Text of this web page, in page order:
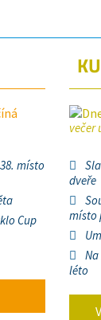
místo
Cup
večer
dveře
místo
léto